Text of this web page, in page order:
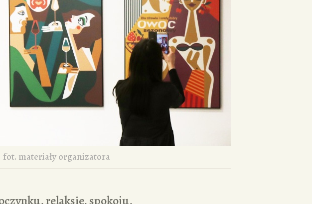
fot. materiały organizatora
relaksie, spokoju,